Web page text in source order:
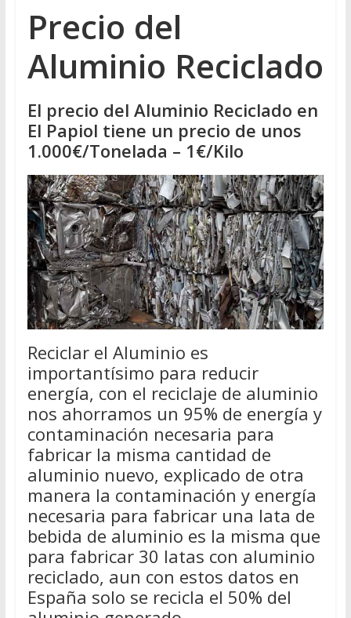
Precio del
Aluminio Reciclado
El precio del Aluminio Reciclado en
El Papiol tiene un precio de unos
1.000€/Tonelada – 1€/Kilo
Reciclar el Aluminio es
importantísimo para reducir
energía, con el reciclaje de aluminio
nos ahorramos un 95% de energía y
contaminación necesaria para
fabricar la misma cantidad de
aluminio nuevo, explicado de otra
manera la contaminación y energía
necesaria para fabricar una lata de
bebida de aluminio es la misma que
para fabricar 30 latas con aluminio
reciclado, aun con estos datos en
España solo se recicla el 50% del